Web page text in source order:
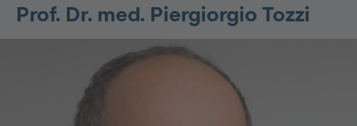
Prof. Dr. med. Piergiorgio Tozzi